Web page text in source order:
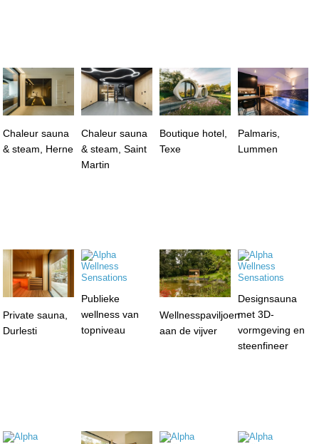
Chaleur sauna
& steam, Herne
Chaleur sauna
& steam, Saint
Martin
Boutique hotel,
Texe
Palmaris,
Lummen
Private sauna,
Durlesti
Publieke
wellness van
topniveau
Wellnesspaviljoen
aan de vijver
Designsauna
met 3D-
vormgeving en
steenfineer